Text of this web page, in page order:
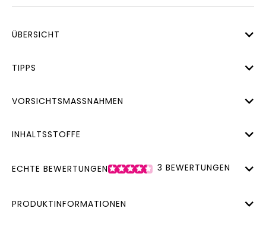
ÜBERSICHT
TIPPS
VORSICHTSMASSNAHMEN
INHALTSSTOFFE
ECHTE BEWERTUNGEN 3 BEWERTUNGEN
PRODUKTINFORMATIONEN